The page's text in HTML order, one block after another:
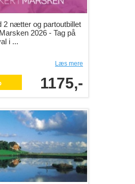
2 nætter og partoutbillet
2026 - Tag på
i ...
Læs mere
1175,-